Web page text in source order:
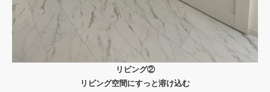
リビング②
リビング空間にすっと溶け込む